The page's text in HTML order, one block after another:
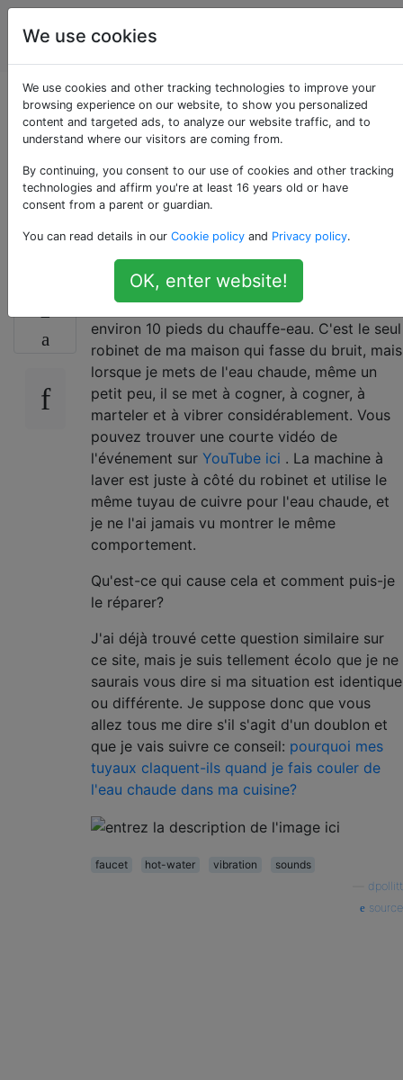
Amélioration
de l'habitat
Pourquoi mon robinet
d'évier utilitaire
vibre-t-il et martèle-
t-il fort?
2
J'ai un robinet d'eau dans ma buanderie à
environ 10 pieds du chauffe-eau. C'est le seul
robinet de ma maison qui fasse du bruit, mais
lorsque je mets de l'eau chaude, même un
petit peu, il se met à cogner, à cogner, à
marteler et à vibrer considérablement. Vous
pouvez trouver une courte vidéo de
l'événement sur YouTube ici . La machine à
laver est juste à côté du robinet et utilise le
même tuyau de cuivre pour l'eau chaude, et
je ne l'ai jamais vu montrer le même
comportement.
Qu'est-ce qui cause cela et comment puis-je
le réparer?
J'ai déjà trouvé cette question similaire sur
ce site, mais je suis tellement écolo que je ne
saurais vous dire si ma situation est identique
ou différente. Je suppose donc que vous
allez tous me dire s'il s'agit d'un doublon et
que je vais suivre ce conseil: pourquoi mes
tuyaux claquent-ils quand je fais couler de
l'eau chaude dans ma cuisine?
faucet hot-water vibration
sounds
dpollitt
source
We use cookies
We use cookies and other tracking technologies to improve your
browsing experience on our website, to show you personalized
content and targeted ads, to analyze our website traffic, and to
understand where our visitors are coming from.
By continuing, you consent to our use of cookies and other tracking
technologies and affirm you're at least 16 years old or have
consent from a parent or guardian.
You can read details in our Cookie policy and Privacy policy.
OK, enter website!